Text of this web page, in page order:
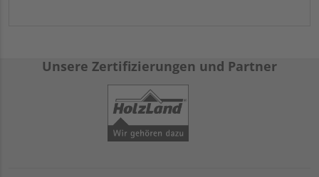
Unsere Zertifizierungen und Partner